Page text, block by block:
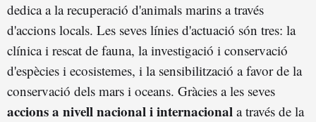
dedica a la recuperació d'animals marins a través
d'accions locals. Les seves línies d'actuació són tres: la
clínica i rescat de fauna, la investigació i conservació
d'espècies i ecosistemes, i la sensibilització a favor de la
conservació dels mars i oceans. Gràcies a les seves
accions a nivell nacional i internacional a través de la